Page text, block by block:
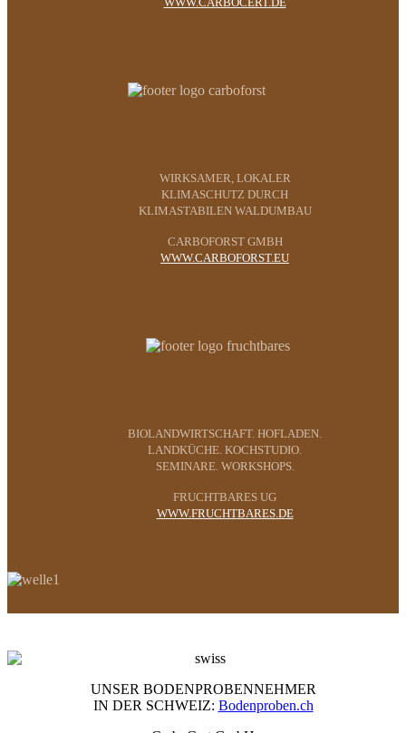
WIRKSAMER, LOKALER
KLIMASCHUTZ DURCH
KLIMASTABILEN WALDUMBAU
CARBOFORST GMBH
WWW.CARBOFORST.EU
BIOLANDWIRTSCHAFT. HOFLADEN.
LANDKÜCHE. KOCHSTUDIO.
SEMINARE. WORKSHOPS.
FRUCHTBARES UG
WWW.FRUCHTBARES.DE
UNSER BODENPROBENNEHMER
IN DER SCHWEIZ: Bodenproben.ch